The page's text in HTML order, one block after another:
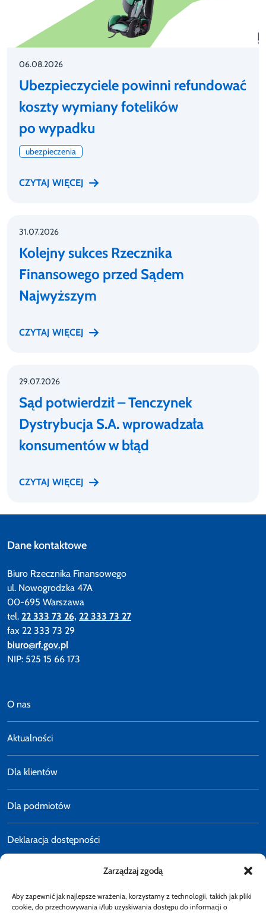
Zarządzaj zgodą
Aby zapewnić jak najlepsze wrażenia, korzystamy z technologii, takich jak pliki
cookie, do przechowywania i/lub uzyskiwania dostępu do informacji o
06.08.2026
Ubezpieczyciele powinni refundować
koszty wymiany fotelików
po wypadku
ubezpieczenia
CZYTAJ WIĘCEJ
31.07.2026
Kolejny sukces Rzecznika
Finansowego przed Sądem
Najwyższym
CZYTAJ WIĘCEJ
29.07.2026
Sąd potwierdził – Tenczynek
Dystrybucja S.A. wprowadzała
konsumentów w błąd
CZYTAJ WIĘCEJ
Dane kontaktowe
Biuro Rzecznika Finansowego
ul. Nowogrodzka 47A
00-695 Warszawa
tel. 22 333 73 26, 22 333 73 27
fax 22 333 73 29
biuro@rf.gov.pl
NIP: 525 15 66 173
O nas
Aktualności
Dla klientów
Dla podmiotów
Deklaracja dostępności
E-faktury